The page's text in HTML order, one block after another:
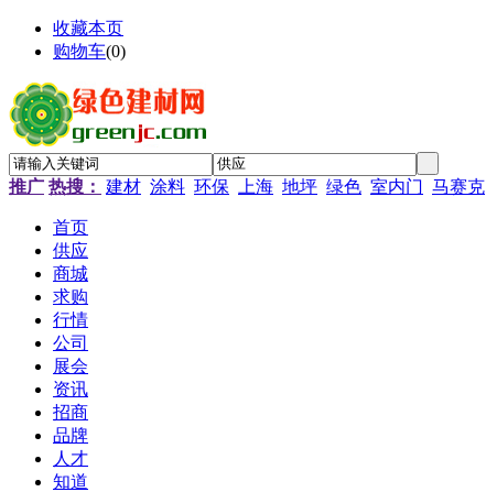
收藏本页
购物车(0)
推广 热搜： 建材 涂料 环保 上海 地坪 绿色 室内门 马赛克
首页
供应
商城
求购
行情
公司
展会
资讯
招商
品牌
人才
知道